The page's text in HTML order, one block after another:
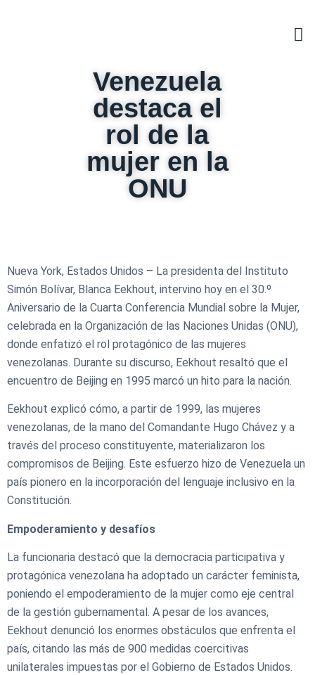
Venezuela
destaca el
rol de la
mujer en la
ONU
Nueva York, Estados Unidos – La presidenta del Instituto
Simón Bolívar, Blanca Eekhout, intervino hoy en el 30.º
Aniversario de la Cuarta Conferencia Mundial sobre la Mujer,
celebrada en la Organización de las Naciones Unidas (ONU),
donde enfatizó el rol protagónico de las mujeres
venezolanas. Durante su discurso, Eekhout resaltó que el
encuentro de Beijing en 1995 marcó un hito para la nación. ​
Eekhout explicó cómo, a partir de 1999, las mujeres
venezolanas, de la mano del Comandante Hugo Chávez y a
través del proceso constituyente, materializaron los
compromisos de Beijing. Este esfuerzo hizo de Venezuela un
país pionero en la incorporación del lenguaje inclusivo en la
Constitución.
Empoderamiento y desafíos
La funcionaria destacó que la democracia participativa y
protagónica venezolana ha adoptado un carácter feminista,
poniendo el empoderamiento de la mujer como eje central
de la gestión gubernamental. ​A pesar de los avances,
Eekhout denunció los enormes obstáculos que enfrenta el
país, citando las más de 900 medidas coercitivas
unilaterales impuestas por el Gobierno de Estados Unidos.